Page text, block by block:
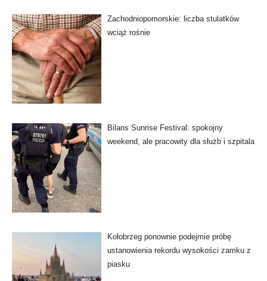
Zachodniopomorskie: liczba stulatków
wciąż rośnie
Bilans Sunrise Festival: spokojny
weekend, ale pracowity dla służb i szpitala
Kołobrzeg ponownie podejmie próbę
ustanowienia rekordu wysokości zamku z
piasku